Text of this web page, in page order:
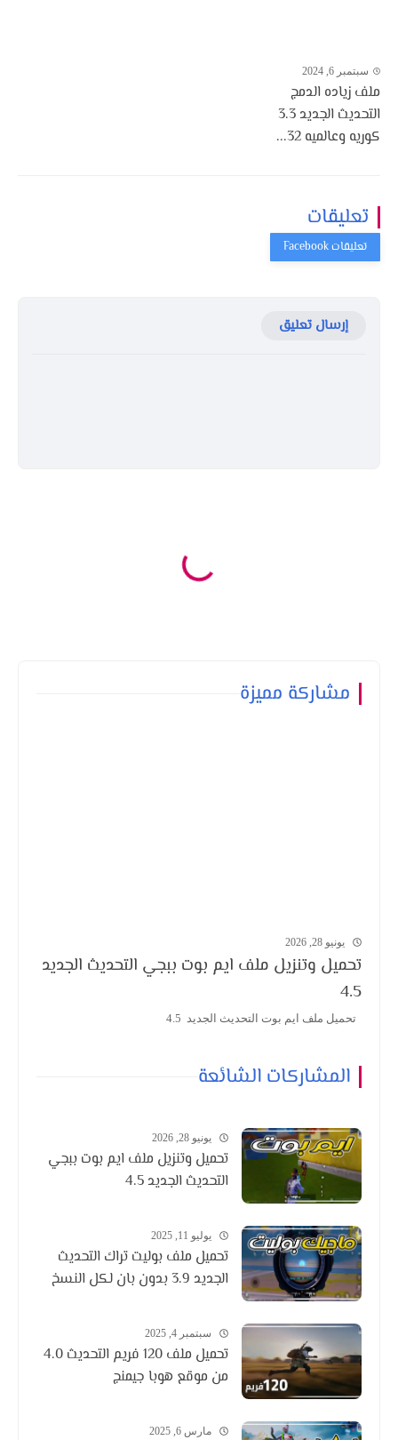
سبتمبر 6, 2024
ملف زياده الدمج
التحديث الجديد 3.3
كوريه وعالميه 32...
تعليقات
إرسال تعليق
مشاركة مميزة
يونيو 28, 2026
تحميل وتنزيل ملف ايم بوت ببجي التحديث الجديد
4.5
تحميل ملف ايم بوت التحديث الجديد 4.5
المشاركات الشائعة
يونيو 28, 2026
تحميل وتنزيل ملف ايم بوت ببجي
التحديث الجديد 4.5
يوليو 11, 2025
تحميل ملف بوليت تراك التحديث
الجديد 3.9 بدون بان لكل النسخ
سبتمبر 4, 2025
تحميل ملف 120 فريم التحديث 4.0
من موقع هوبا جيمنج
مارس 6, 2025